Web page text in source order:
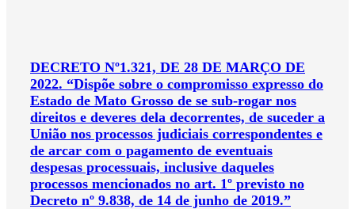
DECRETO Nº1.321, DE 28 DE MARÇO DE
2022. “Dispõe sobre o compromisso expresso do
Estado de Mato Grosso de se sub-rogar nos
direitos e deveres dela decorrentes, de suceder a
União nos processos judiciais correspondentes e
de arcar com o pagamento de eventuais
despesas processuais, inclusive daqueles
processos mencionados no art. 1º previsto no
Decreto nº 9.838, de 14 de junho de 2019.”